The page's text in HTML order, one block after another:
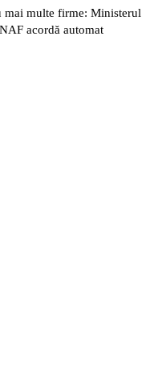
mai multe firme: Ministerul
acordă automat